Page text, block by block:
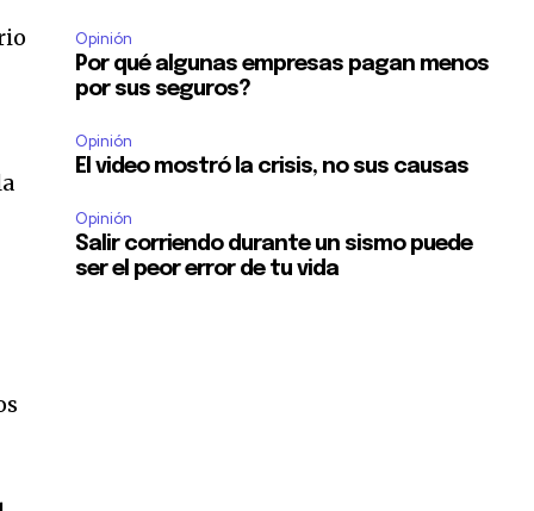
Opinión
Por qué algunas empresas pagan menos
por sus seguros?
Opinión
El video mostró la crisis, no sus causas
Opinión
Salir corriendo durante un sismo puede
ser el peor error de tu vida